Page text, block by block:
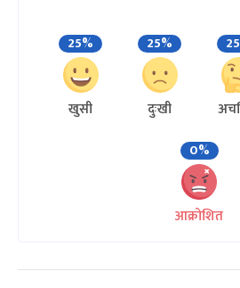
25%
खुसी
25%
दुःखी
0%
आक्रोशित